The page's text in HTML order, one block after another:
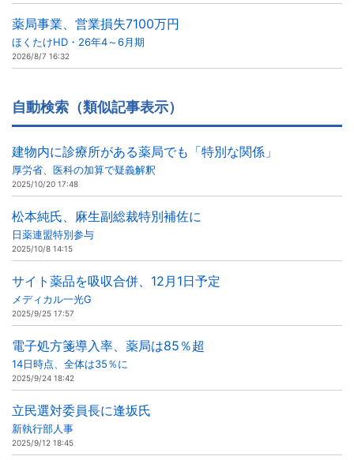
薬局事業、営業損失7100万円
ほくたけHD・26年4～6月期
2026/8/7 16:32
自動検索（類似記事表示）
建物内に診療所がある薬局でも「特別な関係」
厚労省、医科の加算で疑義解釈
2025/10/20 17:48
松本純氏、麻生副総裁特別補佐に
日薬連盟特別参与
2025/10/8 14:15
サイト薬品を吸収合併、12月1日予定
メディカル一光G
2025/9/25 17:57
電子処方箋導入率、薬局は85％超
14日時点、全体は35％に
2025/9/24 18:42
立民選対委員長に逢坂氏
新執行部人事
2025/9/12 18:45